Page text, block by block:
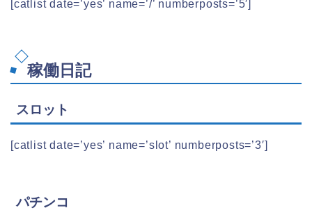
[catlist date=’yes’ name=’/’ numberposts=’5′]
稼働日記
スロット
[catlist date=’yes’ name=’slot’ numberposts=’3′]
パチンコ